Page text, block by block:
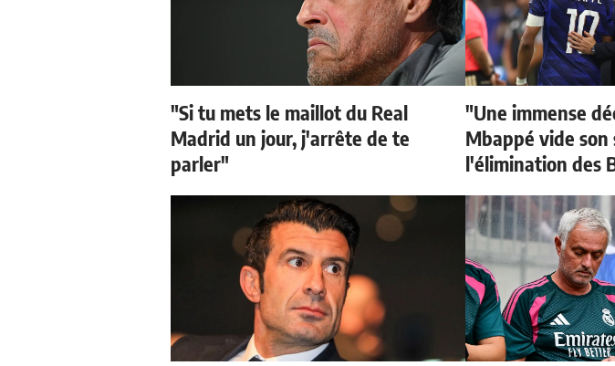
"Si tu mets le maillot du Real
Madrid un jour, j'arrête de te
parler"
"Une immense
Mbappé vide son
l'élimination des